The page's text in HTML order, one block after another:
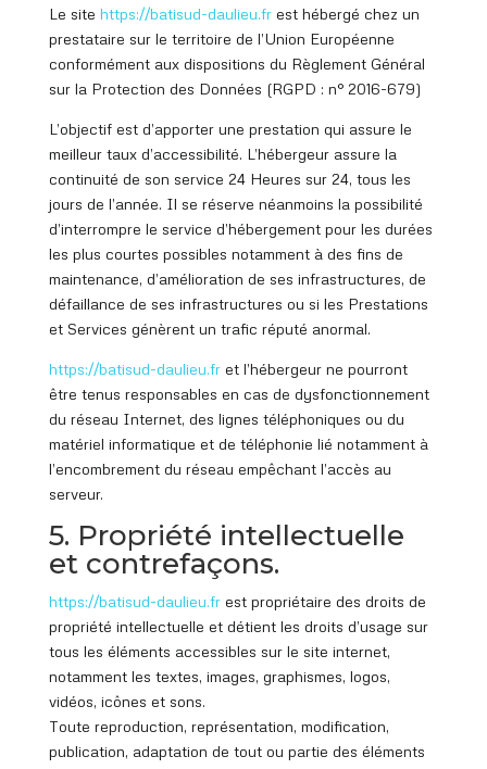
Le site https://batisud-daulieu.frest hébergé chez un
prestataire sur le territoire de l’Union Européenne
conformément aux dispositions du Règlement Général
sur la Protection des Données (RGPD : n° 2016-679)
L’objectif est d’apporter une prestation qui assure le
meilleur taux d’accessibilité. L’hébergeur assure la
continuité de son service 24 Heures sur 24, tous les
jours de l’année. Il se réserve néanmoins la possibilité
d’interrompre le service d’hébergement pour les durées
les plus courtes possibles notamment à des fins de
maintenance, d’amélioration de ses infrastructures, de
défaillance de ses infrastructures ou si les Prestations
et Services génèrent un trafic réputé anormal.
https://batisud-daulieu.fret l’hébergeur ne pourront
être tenus responsables en cas de dysfonctionnement
du réseau Internet, des lignes téléphoniques ou du
matériel informatique et de téléphonie lié notamment à
l’encombrement du réseau empêchant l’accès au
serveur.
5. Propriété intellectuelle
et contrefaçons.
https://batisud-daulieu.frest propriétaire des droits de
propriété intellectuelle et détient les droits d’usage sur
tous les éléments accessibles sur le site internet,
notamment les textes, images, graphismes, logos,
vidéos, icônes et sons.
Toute reproduction, représentation, modification,
publication, adaptation de tout ou partie des éléments